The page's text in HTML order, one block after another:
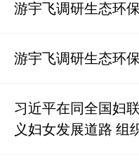
游宇飞调研生态环
游宇飞调研生态环
习近平在同全国妇
义妇女发展道路 组